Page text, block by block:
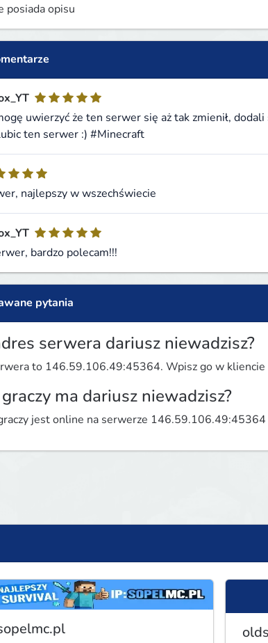
posiada opisu
uwierzyć że ten serwer się aż tak zmienił,
ten serwer :) #Minecraft
najlepszy w wszechświecie
bardzo polecam!!!
pytania
serwera dariusz niewadzisz?
to 146.59.106.49:45364. Wpisz go w kliencie
ma dariusz niewadzisz?
jest online na serwerze 146.59.106.49:45364